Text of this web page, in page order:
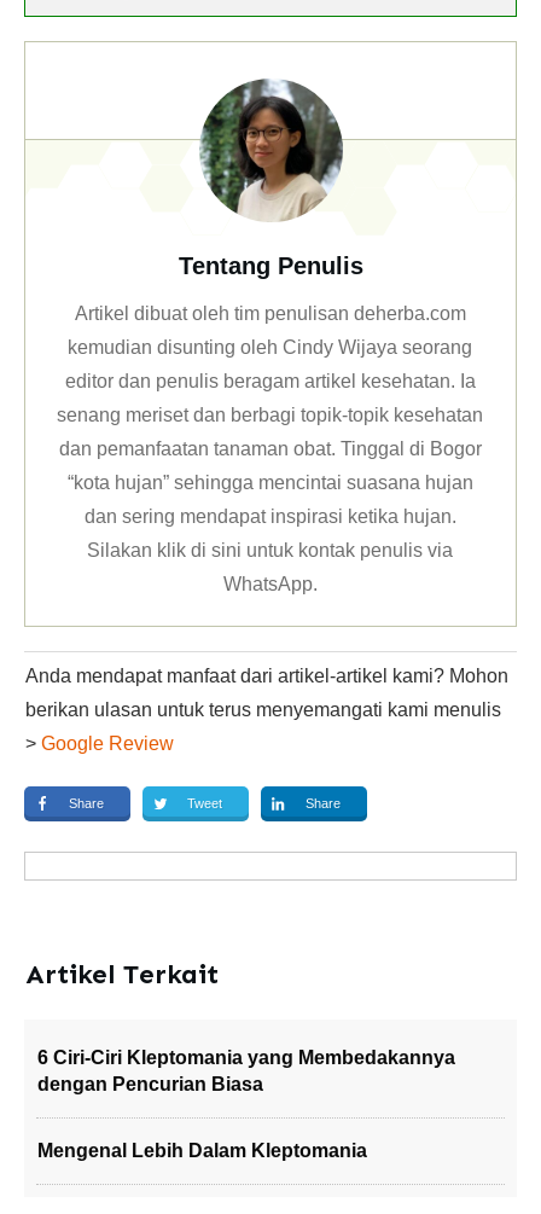
Tentang Penulis
Artikel dibuat oleh tim penulisan deherba.com
kemudian disunting oleh Cindy Wijaya seorang
editor dan penulis beragam artikel kesehatan. Ia
senang meriset dan berbagi topik-topik kesehatan
dan pemanfaatan tanaman obat. Tinggal di Bogor
“kota hujan” sehingga mencintai suasana hujan
dan sering mendapat inspirasi ketika hujan.
Silakan klikdi sini untuk kontak penulis via
WhatsApp.
Anda mendapat manfaat dari artikel-artikel kami? Mohon
berikan ulasan untuk terus menyemangati kami menulis
> Google Review
Share Tweet Share
Artikel Terkait
6 Ciri-Ciri Kleptomania yang Membedakannya
dengan Pencurian Biasa
Mengenal Lebih Dalam Kleptomania